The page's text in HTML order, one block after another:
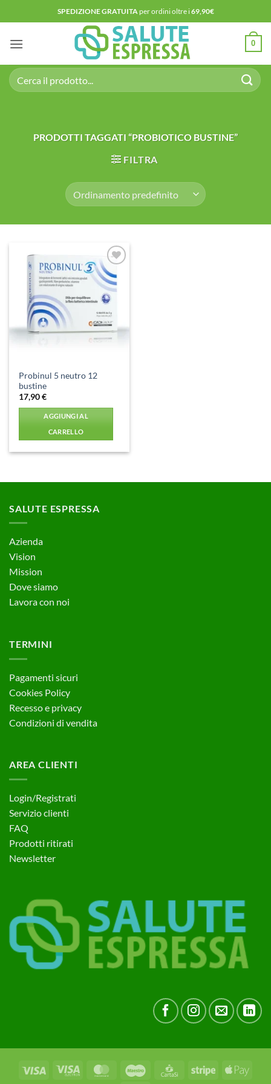
ai
contenuti
SPEDIZIONE GRATUITAper ordini oltre i69,90€
0
Cerca:
PRODOTTI TAGGATI “PROBIOTICO BUSTINE”
FILTRA
Aggiungi
alla lista
dei
desideri
Probinul 5 neutro 12
bustine
17,90€
AGGIUNGI AL
CARRELLO
SALUTE ESPRESSA
Azienda
Vision
Mission
Dove siamo
Lavora con noi
TERMINI
Pagamenti sicuri
Cookies Policy
Recesso e privacy
Condizioni di vendita
AREA CLIENTI
Login/Registrati
Servizio clienti
FAQ
Prodotti ritirati
Newsletter
Visa
Visa
MasterCardMaestro CartaSi Stripe
Apple